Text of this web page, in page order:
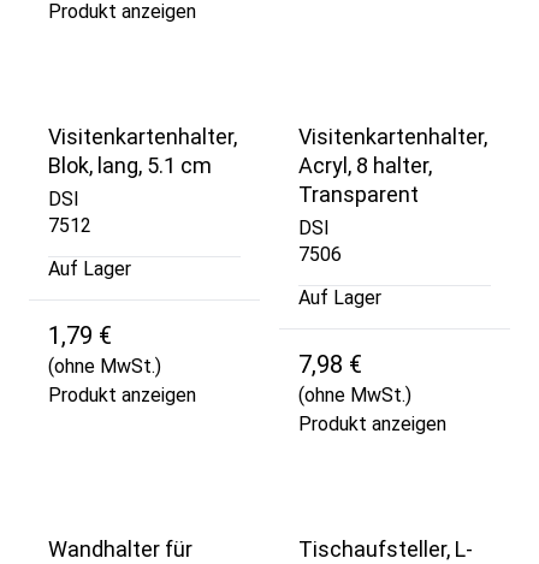
Produkt anzeigen
Visitenkartenhalter,
Blok, lang, 5.1 cm
DSI
7512
Auf Lager
1,79 €
(ohne MwSt.)
Produkt anzeigen
Visitenkartenhalter,
Acryl, 8 halter,
Transparent
DSI
7506
Auf Lager
7,98 €
(ohne MwSt.)
Produkt anzeigen
Wandhalter für
Tischaufsteller, L-